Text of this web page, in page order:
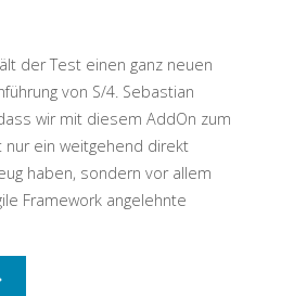
der Test einen ganz neuen
von S/4. Sebastian
wir mit diesem AddOn zum
nur ein weitgehend direkt
haben, sondern vor allem
Framework angelehnte